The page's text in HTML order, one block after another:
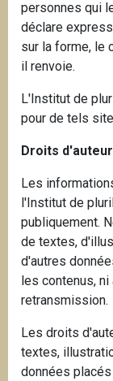
personnes qui
déclare
sur la forme, le
il renvoie.
L'Institut de
pour de tels
Droits d'auteur
Les
l'Institut de
publiquement.
de textes,
d'autres
les contenus,
retransmission.
Les droits
textes,
données